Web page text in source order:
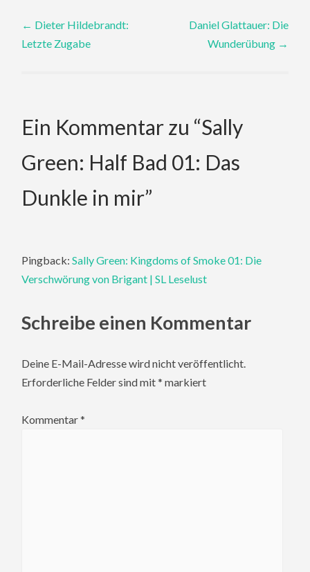
Post
navigation
← Dieter Hildebrandt:
Letzte Zugabe
Daniel Glattauer: Die
Wunderübung →
Ein Kommentar zu “Sally
Green: Half Bad 01: Das
Dunkle in mir”
Pingback:Sally Green: Kingdoms of Smoke 01: Die
Verschwörung von Brigant | SL Leselust
Schreibe einen Kommentar
Deine E-Mail-Adresse wird nicht veröffentlicht.
Erforderliche Felder sind mit* markiert
Kommentar*